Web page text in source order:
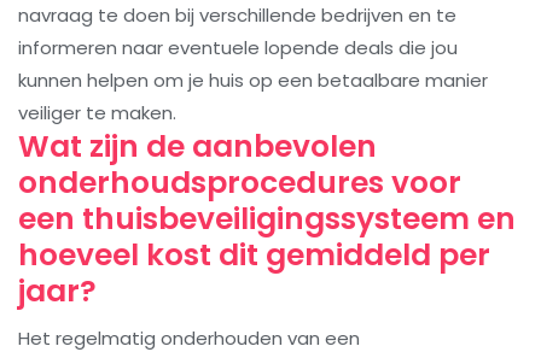
navraag te doen bij verschillende bedrijven en te
informeren naar eventuele lopende deals die jou
kunnen helpen om je huis op een betaalbare manier
veiliger te maken.
Wat zijn de aanbevolen
onderhoudsprocedures voor
een thuisbeveiligingssysteem en
hoeveel kost dit gemiddeld per
jaar?
Het regelmatig onderhouden van een